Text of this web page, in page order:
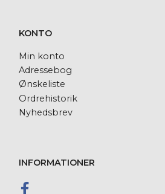
KONTO
Min konto
Adressebog
Ønskeliste
Ordrehistorik
Nyhedsbrev
INFORMATIONER